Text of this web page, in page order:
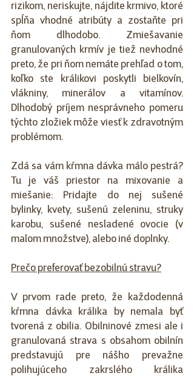
rizikom, neriskujte, nájdite krmivo, ktoré
spĺňa vhodné atribúty a zostaňte pri
ňom dlhodobo. Zmiešavanie
granulovaných krmív je tiež nevhodné
preto, že pri ňom nemáte prehľad o tom,
koľko ste králikovi poskytli bielkovín,
vlákniny, minerálov a vitamínov.
Dlhodobý príjem nesprávneho pomeru
týchto zložiek môže viesť k zdravotným
problémom.
Zdá sa vám kŕmna dávka málo pestrá?
Tu je váš priestor na mixovanie a
miešanie: Pridajte do nej sušené
bylinky, kvety, sušenú zeleninu, struky
karobu, sušené nesladené ovocie (v
malom množstve), alebo iné doplnky.
Prečo preferovať bezobilnú stravu?
V prvom rade preto, že každodenná
kŕmna dávka králika by nemala byť
tvorená z obilia. Obilninové zmesi ale i
granulovaná strava s obsahom obilnín
predstavujú pre nášho prevažne
polihujúceho zakrslého králika